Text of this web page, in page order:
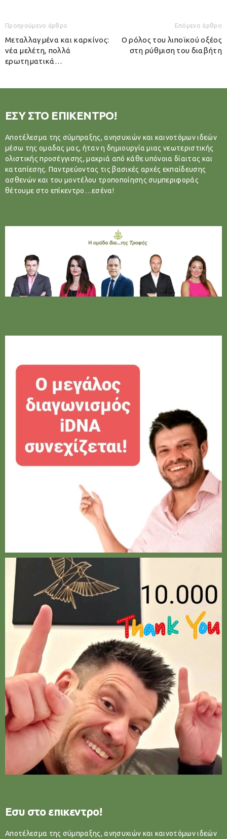
Προηγούμενο άρθρο
Μεταλλαγμένα και καρκίνος:
νέα μελέτη, πολλά
ερωτηματικά…
Επόμενο άρθρο
Ο ρόλος του λιποϊκού οξέος
στη ρύθμιση του διαβήτη
ΕΣΥ ΣΤΟ ΕΠΙΚΕΝΤΡΟ!
Αποτέλεσμα της σύμπραξης, ανησυχιών και καινοτόμων ιδεών
μέσω της ομαδας μας, ήταν η δημιουργία μιας νεωτεριστικής
ολιστικής προσέγγισης, μακριά από κάθε υπόνοια δίαιτας και
καταπίεσης. Παντρεύοντας τις βασικές αρχές εκπαίδευσης
ασθενών και του μοντέλου τροποποίησης συμπεριφοράς
θέτουμε στο επίκεντρο…εσένα!
Εσυ στο επικεντρο!
Αποτέλεσμα της σύμπραξης, ανησυχιών και καινοτόμων ιδεών